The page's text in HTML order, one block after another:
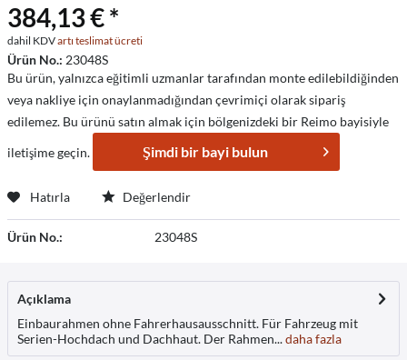
384,13 € *
dahil KDVartı teslimat ücreti
Ürün No.: 23048S
Bu ürün, yalnızca eğitimli uzmanlar tarafından monte edilebildiğinden
veya nakliye için onaylanmadığından çevrimiçi olarak sipariş
edilemez. Bu ürünü satın almak için bölgenizdeki bir Reimo bayisiyle
iletişime geçin.
Şimdi bir bayi bulun
Hatırla Değerlendir
Ürün No.: 23048S
Açıklama
Einbaurahmen ohne Fahrerhausausschnitt. Für Fahrzeug mit
Serien-Hochdach und Dachhaut. Der Rahmen...daha fazla